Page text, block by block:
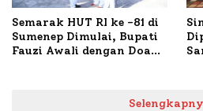
Semarak HUT RI ke -81 di
Sumenep Dimulai, Bupati
Fauzi Awali dengan Doa